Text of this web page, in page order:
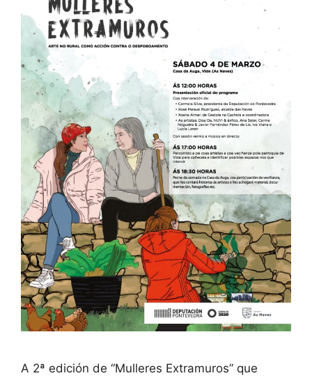
A 2ª edición de “Mulleres Extramuros” que